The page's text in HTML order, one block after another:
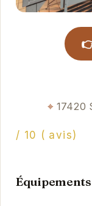
17420
/ 10 ( avis)
Équipements